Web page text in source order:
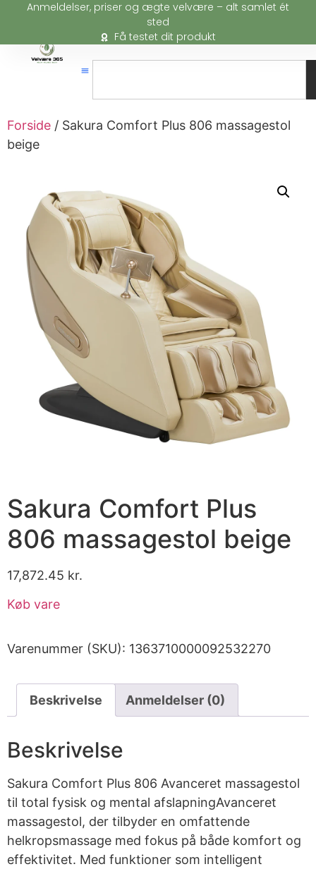
Anmeldelser, priser og ægte velvære – alt samlet ét
sted
Få testet dit produkt
Forside / Sakura Comfort Plus 806 massagestol
beige
Sakura Comfort Plus
806 massagestol beige
17,872.45 kr.
Køb vare
Varenummer (SKU): 1363710000092532270
Beskrivelse Anmeldelser (0)
Beskrivelse
Sakura Comfort Plus 806 Avanceret massagestol
til total fysisk og mental afslapningAvanceret
massagestol, der tilbyder en omfattende
helkropsmassage med fokus på både komfort og
effektivitet. Med funktioner som intelligent